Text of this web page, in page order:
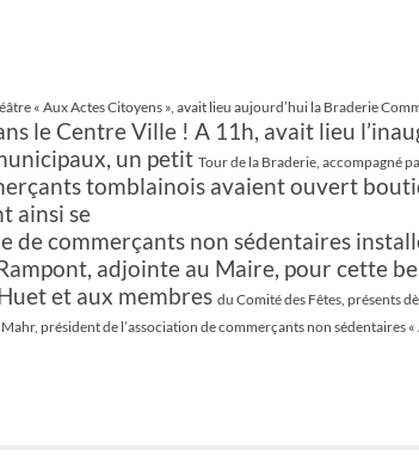
« Aux Actes Citoyens », avait lieu aujourd’hui la Braderie
le Centre Ville ! A 11h, avait lieu
un petit Tour de la Braderie, accompagné
tomblainois avaient ouvert
ainsi se
de commerçants non sédentaires
adjointe au Maire, pour cette
et aux membres du Comité des Fêtes, présents
président de l’association de commerçants non sédentaires «